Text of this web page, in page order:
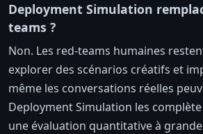
Deployment Simulation
teams ?
Non. Les red-teams humaines
explorer des scénarios créatifs et
même les conversations réelles
Deployment Simulation les
une évaluation quantitative à